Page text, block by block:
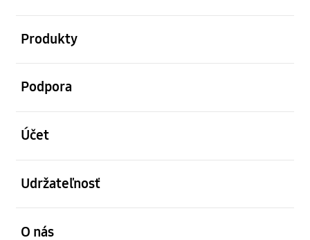
Produkty
Podpora
Účet
Udržateľnosť
O nás